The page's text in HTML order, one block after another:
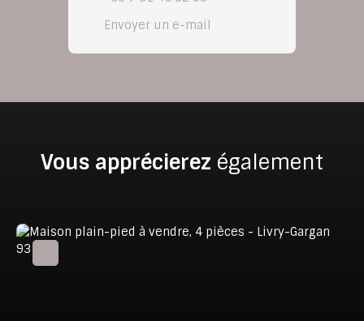
Envoyer un e-mail
Vous apprécierez également